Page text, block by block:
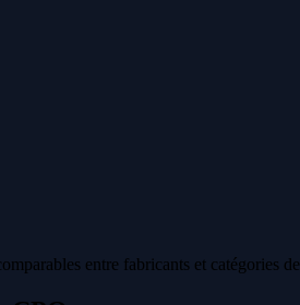
entre fabricants et catégories